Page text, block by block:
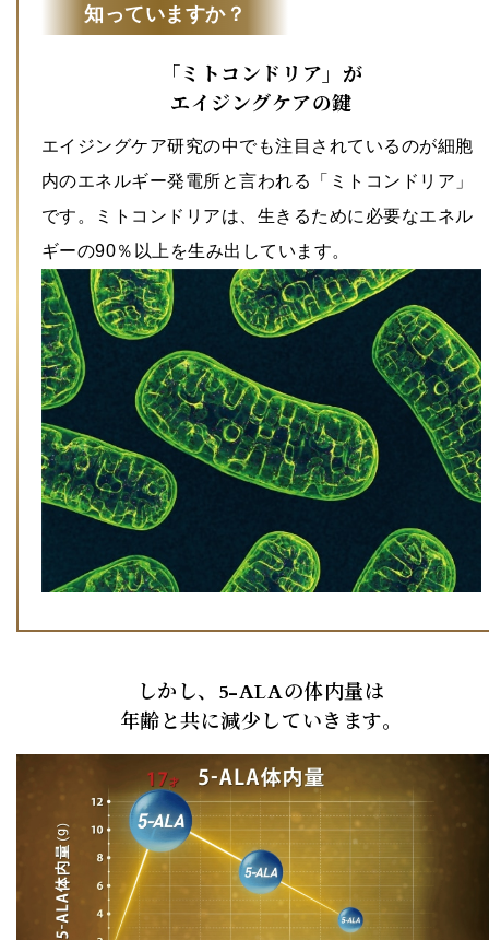
知っていますか？
「ミトコンドリア」が
エイジングケアの鍵
エイジングケア研究の中でも注目されているのが細胞
内のエネルギー発電所と言われる「ミトコンドリア」
です。ミトコンドリアは、生きるために必要なエネル
ギーの90％以上を生み出しています。
しかし、5-ALAの体内量は
年齢と共に減少していきます。